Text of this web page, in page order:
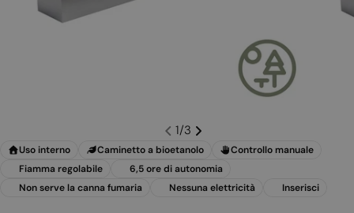
1/3
Uso interno Caminetto a bioetanolo
Controllo manuale
Fiamma regolabile
6,5 ore di autonomia
Non serve la canna fumaria
Nessuna elettricità Inserisci